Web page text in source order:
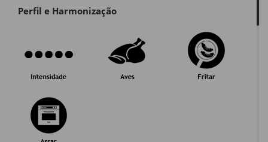
Perfil e Harmonização